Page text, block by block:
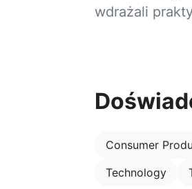
wdrażali
Consumer
Technology